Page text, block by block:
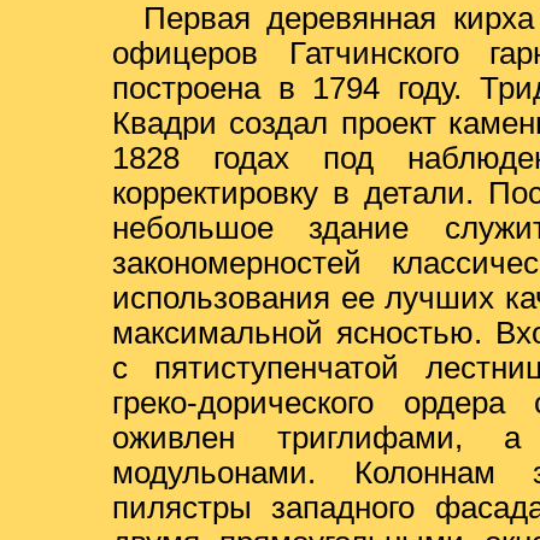
Первая деревянная
офицеров Гатчинского
построена в 1794 году.
Квадри создал проект
1828 годах под
корректировку в детали.
небольшое здание
закономерностей
использования ее лучших
максимальной ясностью.
с пятиступенчатой
греко-дорического
оживлен триглифами,
модульонами. Колоннам
пилястры западного